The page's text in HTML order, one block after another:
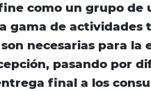
como un grupo de
gama de actividades
necesarias para la
pasando por
final a los